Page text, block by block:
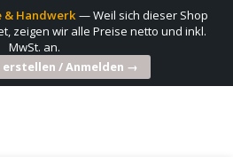
& Handwerk— Weil sich dieser Shop
zeigen wir alle Preise netto und inkl.
MwSt. an.
/ Anmelden →